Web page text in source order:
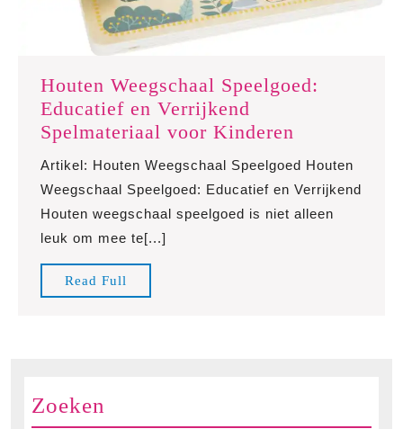
Houten Weegschaal Speelgoed:
Educatief en Verrijkend
Spelmateriaal voor Kinderen
Speelgoed:
Educatief
en
Artikel: Houten Weegschaal Speelgoed Houten
Weegschaal Speelgoed: Educatief en Verrijkend
Houten weegschaal speelgoed is niet alleen
leuk om mee te[...]
Read Full
Full
Zoeken